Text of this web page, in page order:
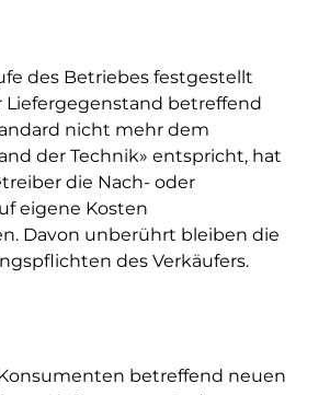
des Betriebes festgestellt
Liefergegenstand betreffend
nicht mehr dem
der Technik» entspricht, hat
die Nach- oder
eigene Kosten
Davon unberührt bleiben die
des Verkäufers.
betreffend neuen